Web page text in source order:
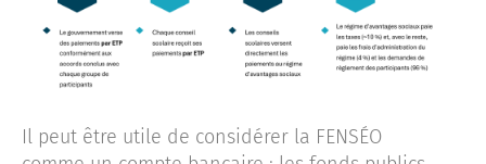
Il peut être utile de considérer la FENSÉO